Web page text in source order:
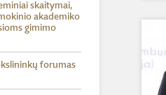
skaitymai,
akademiko
gimimo
forumas